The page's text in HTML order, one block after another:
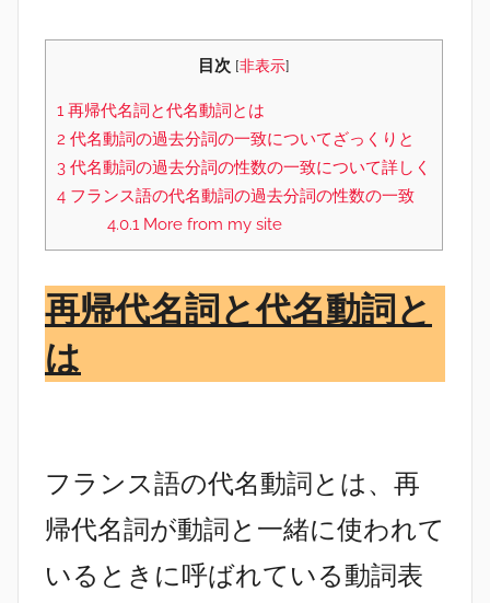
目次 [非表示]
1 再帰代名詞と代名動詞とは
2 代名動詞の過去分詞の一致についてざっくりと
3 代名動詞の過去分詞の性数の一致について詳しく
4 フランス語の代名動詞の過去分詞の性数の一致
4.0.1More from my site
再帰代名詞と代名動詞と
は
フランス語の代名動詞とは、再
帰代名詞が動詞と一緒に使われて
いるときに呼ばれている動詞表